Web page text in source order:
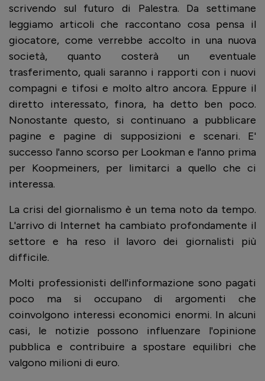
scrivendo sul futuro di Palestra. Da settimane
leggiamo articoli che raccontano cosa pensa il
giocatore, come verrebbe accolto in una nuova
società, quanto costerà un eventuale
trasferimento, quali saranno i rapporti con i nuovi
compagni e tifosi e molto altro ancora. Eppure il
diretto interessato, finora, ha detto ben poco.
Nonostante questo, si continuano a pubblicare
pagine e pagine di supposizioni e scenari. E'
successo l'anno scorso per Lookman e l'anno prima
per Koopmeiners, per limitarci a quello che ci
interessa.
La crisi del giornalismo è un tema noto da tempo.
L'arrivo di Internet ha cambiato profondamente il
settore e ha reso il lavoro dei giornalisti più
difficile.
Molti professionisti dell'informazione sono pagati
poco ma si occupano di argomenti che
coinvolgono interessi economici enormi. In alcuni
casi, le notizie possono influenzare l'opinione
pubblica e contribuire a spostare equilibri che
valgono milioni di euro.